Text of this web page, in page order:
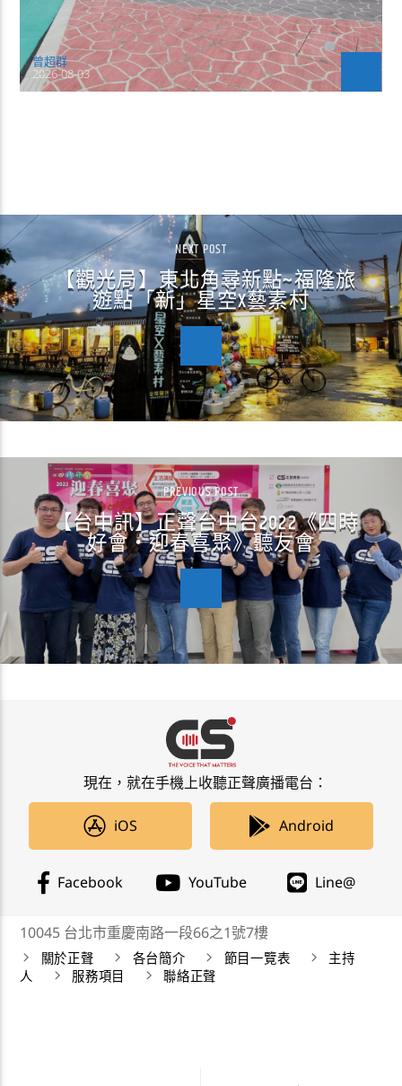
曾超群
2026-08-03
NEXT POST
【觀光局】東北角尋新點~福隆旅
遊點「新」星空X藝素村
PREVIOUS POST
【台中訊】正聲台中台2022《四時
好會‧迎春喜聚》聽友會
現在，就在手機上收聽正聲廣播電台：
iOS Android
Facebook YouTube Line@
10045 台北市重慶南路一段66之1號7樓
關於正聲
各台簡介 節目一覽表
主持
人
服務項目 聯絡正聲